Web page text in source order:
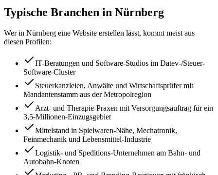
Typische Branchen in Nürnberg
Wer in Nürnberg eine Website erstellen lässt, kommt meist aus
diesen Profilen:
IT-Beratungen und Software-Studios im Datev-/Steuer-
Software-Cluster
Steuerkanzleien, Anwälte und Wirtschaftsprüfer mit
Mandantenstamm aus der Metropolregion
Arzt- und Therapie-Praxen mit Versorgungsauftrag für ein
3,5-Millionen-Einzugsgebiet
Mittelstand in Spielwaren-Nähe, Mechatronik,
Feinmechanik und Lebensmittel-Industrie
Logistik- und Speditions-Unternehmen am Bahn- und
Autobahn-Knoten